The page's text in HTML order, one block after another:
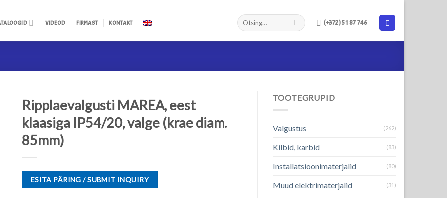
VIDEOD FIRMAST KONTAKT (+372) 51 87 746
Ripplaevalgusti MAREA, eest
klaasiga IP54/20, valge (krae diam.
85mm)
ESITA PÄRING / SUBMIT INQUIRY
TOOTEGRUPID
Valgustus (262)
Kilbid, karbid (83)
Installatsioonimaterjalid (80)
Muud elektrimaterjalid (31)